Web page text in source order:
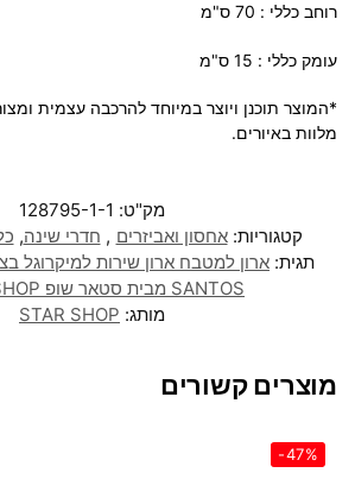
רוחב כללי : 70 ס"מ
עומק כללי : 15 ס"מ
*המוצר תוכנן ויוצר במיוחד להרכבה עצמית
מלוות באיורים.
מק"ט: 128795-1-1
קטגוריות:אחסון ואביזרים , חדרי שינה,
תגית: ארון למטבח ארון שירות למיקרוגל
SANTOS מבית סטאר שופ STAR SHOP
מותג: STAR SHOP
מוצרים קשורים
-47%